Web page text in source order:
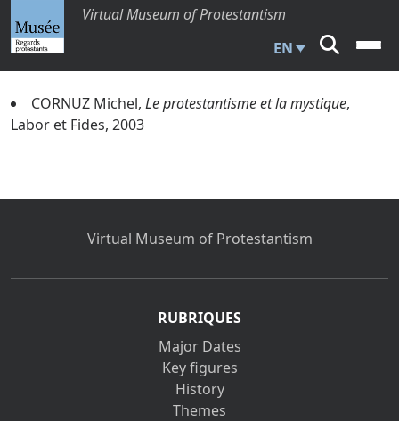
Virtual Museum of Protestantism
EN
CORNUZ Michel, Le protestantisme et la mystique,
Labor et Fides, 2003
Virtual Museum of Protestantism
RUBRIQUES
Major Dates
Key figures
History
Themes